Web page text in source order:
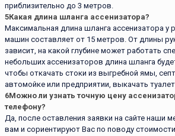
приблизительно до 3 метров.
5Какая длина шланга ассенизатора?
Максимальная длина шланга ассенизатора у
машин составляет от 15 метров. От длины
зависит, на какой глубине может работать
небольших ассенизаторов длина шланга
чтобы откачать стоки из выгребной ямы,
автомойке или предприятии, выкачать туалет.
6Можно ли узнать точную цену
телефону?
Да, после оставления заявки на сайте наши
вам и сориентируют Вас по поводу стоимости